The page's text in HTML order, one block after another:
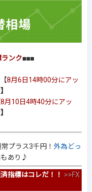
ンク■■■
8月6日14時00分にアッ
】
8月10日4時40分にアッ
】
プラス3千円！ 外為どっ
あり♪
指標はコレだ！！ >>FX